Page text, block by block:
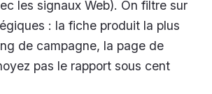
les signaux Web). On filtre sur
: la fiche produit la plus
de campagne, la page de
pas le rapport sous cent